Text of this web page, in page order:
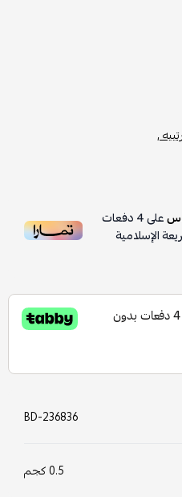
,
على4دفعات
الإسلامية
BD-236836
0.5 كجم